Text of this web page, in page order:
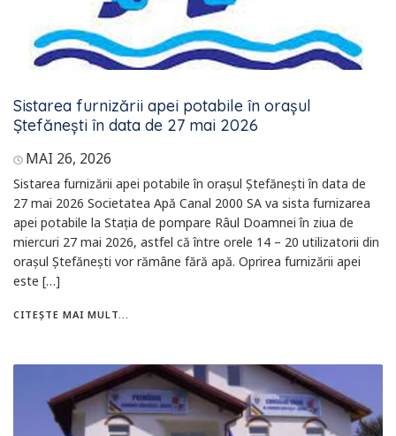
Sistarea furnizării apei potabile în orașul
Ștefănești în data de 27 mai 2026
MAI 26, 2026
Sistarea furnizării apei potabile în orașul Ștefănești în data de
27 mai 2026 Societatea Apă Canal 2000 SA va sista furnizarea
apei potabile la Stația de pompare Râul Doamnei în ziua de
miercuri 27 mai 2026, astfel că între orele 14 – 20 utilizatorii din
orașul Ștefănești vor rămâne fără apă. Oprirea furnizării apei
este […]
CITEȘTE MAI MULT...